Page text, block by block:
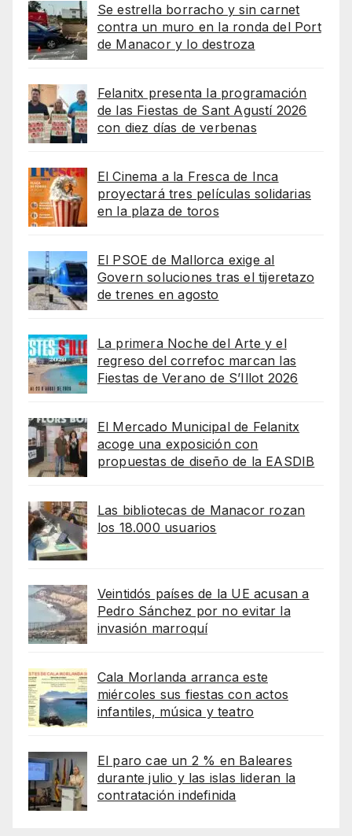
Se estrella borracho y sin carnet
contra un muro en la ronda del Port
de Manacor y lo destroza
Felanitx presenta la programación
de las Fiestas de Sant Agustí 2026
con diez días de verbenas
El Cinema a la Fresca de Inca
proyectará tres películas solidarias
en la plaza de toros
El PSOE de Mallorca exige al
Govern soluciones tras el tijeretazo
de trenes en agosto
La primera Noche del Arte y el
regreso del correfoc marcan las
Fiestas de Verano de S’Illot 2026
El Mercado Municipal de Felanitx
acoge una exposición con
propuestas de diseño de la EASDIB
Las bibliotecas de Manacor rozan
los 18.000 usuarios
Veintidós países de la UE acusan a
Pedro Sánchez por no evitar la
invasión marroquí
Cala Morlanda arranca este
miércoles sus fiestas con actos
infantiles, música y teatro
El paro cae un 2 % en Baleares
durante julio y las islas lideran la
contratación indefinida